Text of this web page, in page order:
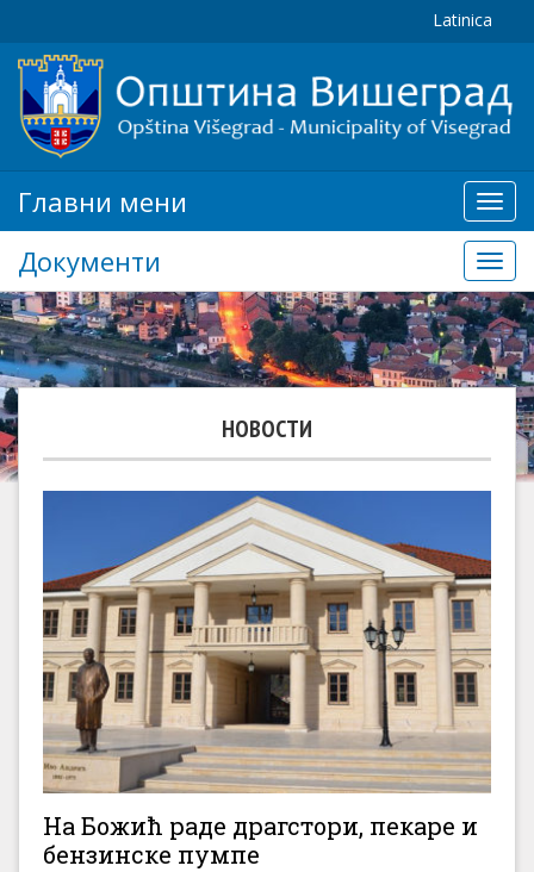
Latinica
мени
Главни мени
Документи
НОВОСТИ
На Божић раде драгстори, пекаре и
бензинске пумпе